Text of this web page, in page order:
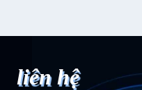
liên hệ